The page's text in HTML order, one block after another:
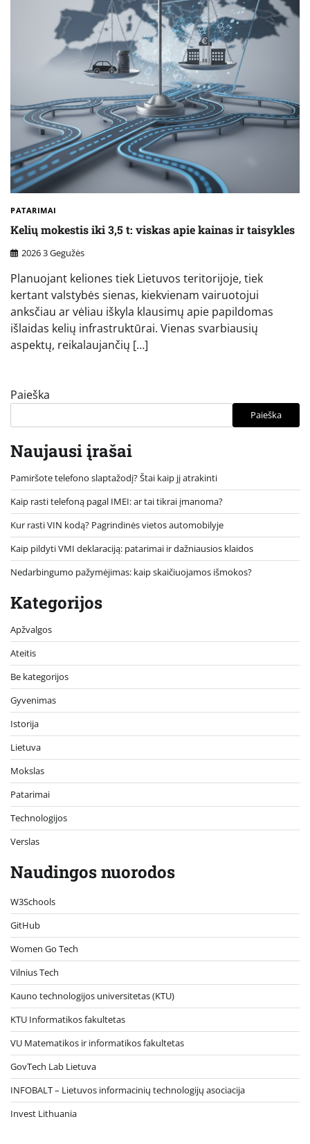
PATARIMAI
Kelių mokestis iki 3,5 t: viskas apie kainas ir taisykles
2026 3 Gegužės
Planuojant keliones tiek Lietuvos teritorijoje, tiek
kertant valstybės sienas, kiekvienam vairuotojui
anksčiau ar vėliau iškyla klausimų apie papildomas
išlaidas kelių infrastruktūrai. Vienas svarbiausių
aspektų, reikalaujančių […]
Paieška
Paieška
Naujausi įrašai
Pamiršote telefono slaptažodį? Štai kaip jį atrakinti
Kaip rasti telefoną pagal IMEI: ar tai tikrai įmanoma?
Kur rasti VIN kodą? Pagrindinės vietos automobilyje
Kaip pildyti VMI deklaraciją: patarimai ir dažniausios klaidos
Nedarbingumo pažymėjimas: kaip skaičiuojamos išmokos?
Kategorijos
Apžvalgos
Ateitis
Be kategorijos
Gyvenimas
Istorija
Lietuva
Mokslas
Patarimai
Technologijos
Verslas
Naudingos nuorodos
W3Schools
GitHub
Women Go Tech
Vilnius Tech
Kauno technologijos universitetas (KTU)
KTU Informatikos fakultetas
VU Matematikos ir informatikos fakultetas
GovTech Lab Lietuva
INFOBALT – Lietuvos informacinių technologijų asociacija
Invest Lithuania